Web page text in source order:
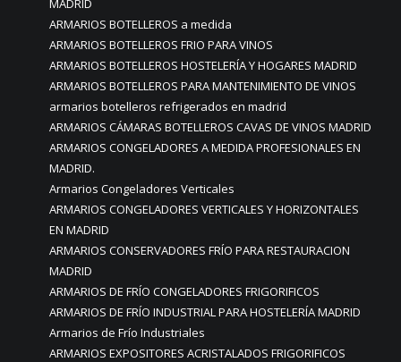
MADRID
ARMARIOS BOTELLEROS a medida
ARMARIOS BOTELLEROS FRIO PARA VINOS
ARMARIOS BOTELLEROS HOSTELERÍA Y HOGARES MADRID
ARMARIOS BOTELLEROS PARA MANTENIMIENTO DE VINOS
armarios botelleros refrigerados en madrid
ARMARIOS CÁMARAS BOTELLEROS CAVAS DE VINOS MADRID
ARMARIOS CONGELADORES A MEDIDA PROFESIONALES EN
MADRID.
Armarios Congeladores Verticales
ARMARIOS CONGELADORES VERTICALES Y HORIZONTALES
EN MADRID
ARMARIOS CONSERVADORES FRÍO PARA RESTAURACION
MADRID
ARMARIOS DE FRÍO CONGELADORES FRIGORIFICOS
ARMARIOS DE FRÍO INDUSTRIAL PARA HOSTELERÍA MADRID
Armarios de Frío Industriales
ARMARIOS EXPOSITORES ACRISTALADOS FRIGORIFICOS